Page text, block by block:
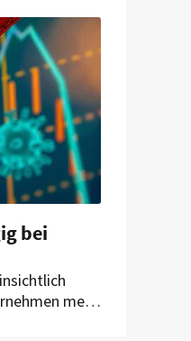
bei
mehr